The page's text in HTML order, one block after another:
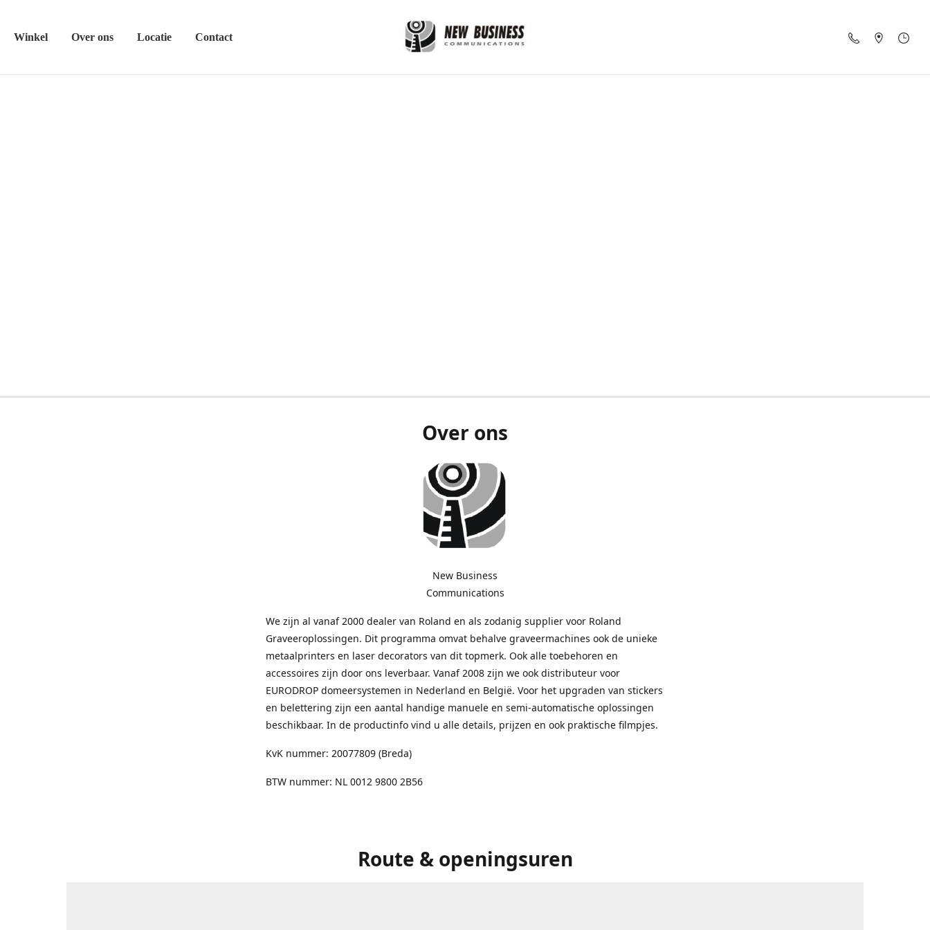
Winkel Over ons Locatie Contact
Over ons
New Business
Communications
We zijn al vanaf 2000 dealer van Roland en als zodanig supplier voor Roland
Graveeroplossingen. Dit programma omvat behalve graveermachines ook de unieke
metaalprinters en laser decorators van dit topmerk. Ook alle toebehoren en
accessoires zijn door ons leverbaar. Vanaf 2008 zijn we ook distributeur voor
EURODROP domeersystemen in Nederland en België. Voor het upgraden van stickers
en belettering zijn een aantal handige manuele en semi-automatische oplossingen
beschikbaar. In de productinfo vind u alle details, prijzen en ook praktische filmpjes.
KvK nummer: 20077809 (Breda)
BTW nummer: NL 0012 9800 2B56
Route & openingsuren